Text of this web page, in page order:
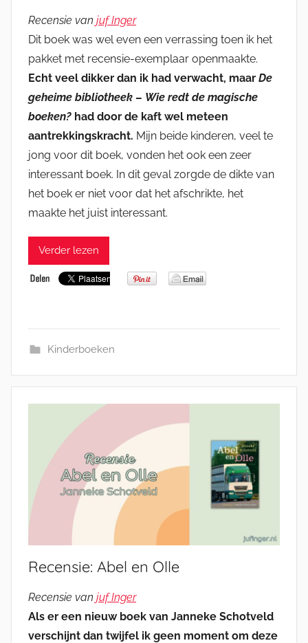
Recensie van juf Inger
Dit boek was wel even een verrassing toen ik het
pakket met recensie-exemplaar openmaakte.
Echt veel dikker dan ik had verwacht, maar De
geheime bibliotheek – Wie redt de magische
boeken? had door de kaft wel meteen
aantrekkingskracht. Mijn beide kinderen, veel te
jong voor dit boek, vonden het ook een zeer
interessant boek. In dit geval zorgde de dikte van
het boek er niet voor dat het afschrikte, het
maakte het juist interessant.
Verder lezen
Kinderboeken
Recensie: Abel en Olle
Recensie van juf Inger
Als er een nieuw boek van Janneke Schotveld
verschijnt dan twijfel ik geen moment om deze